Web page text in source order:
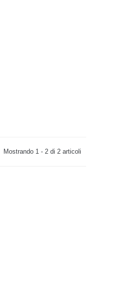
Mostrando 1 - 2 di 2 articoli